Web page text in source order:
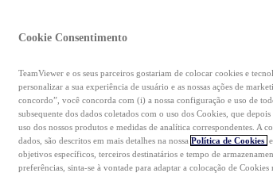
Cookie Consentimento
TeamViewer e os seus parceiros gostariam de colocar cookies e
personalizar a sua experiência de usuário e as nossas ações de
concordo”, você concorda com (i) a nossa configuração e uso de
subsequente dos dados coletados com o uso dos Cookies, que
uso dos nossos produtos e medidas de analítica correspondentes. A
dados, são descritos em mais detalhes na nossa Política de Cookies e
objetivos específicos, terceiros destinatários e tempo de
preferências, sinta-se à vontade para adaptar a colocação de Cookies